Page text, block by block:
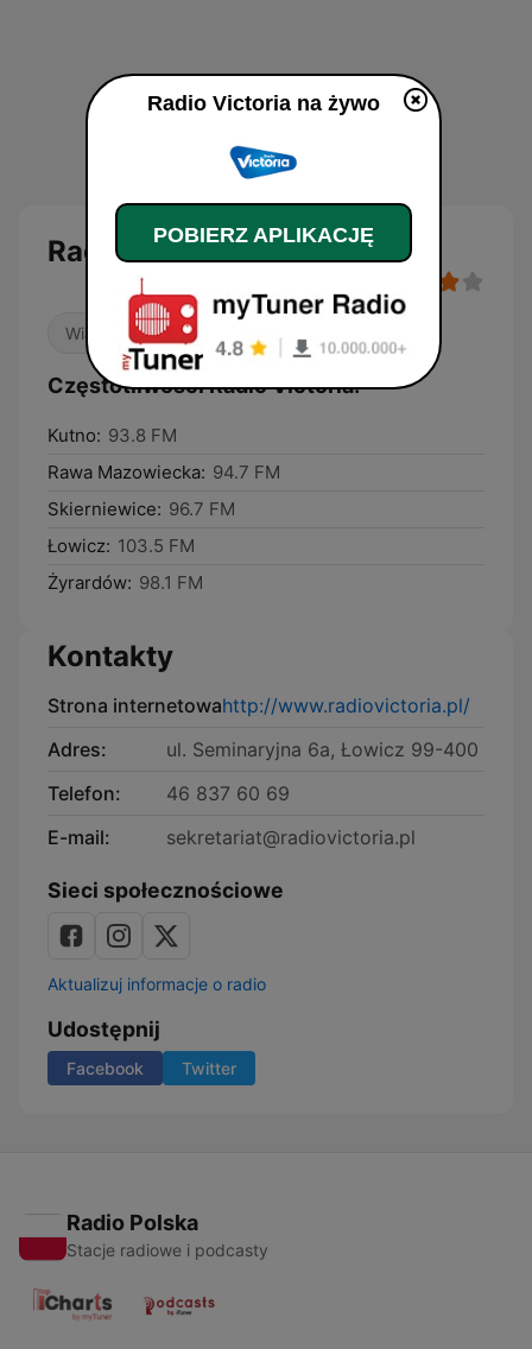
Radio Victoria
Wiadomości lokalne
Częstotliwości Radio Victoria:
Kutno: 93.8 FM
Rawa Mazowiecka: 94.7 FM
Skierniewice: 96.7 FM
Łowicz: 103.5 FM
Żyrardów: 98.1 FM
Kontakty
Strona internetowahttp://www.radiovictoria.pl/
Adres:
ul. Seminaryjna 6a, Łowicz 99-400
Telefon:
46 837 60 69
E-mail:
sekretariat@radiovictoria.pl
Sieci społecznościowe
Aktualizuj informacje o radio
Udostępnij
Facebook Twitter
Radio Polska
Stacje radiowe i podcasty
Radio Victoria na żywo
POBIERZ APLIKACJĘ